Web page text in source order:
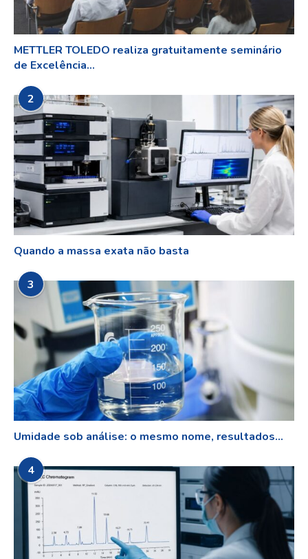
METTLER TOLEDO realiza gratuitamente seminário
de Excelência...
2
Quando a massa exata não basta
3
Umidade sob análise: o mesmo nome, resultados...
4